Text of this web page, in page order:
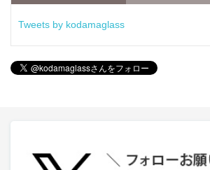
Tweets by kodamaglass